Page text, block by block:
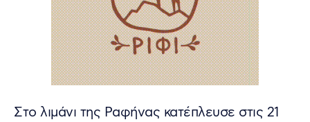
Στο λιμάνι της Ραφήνας κατέπλευσε στις 21